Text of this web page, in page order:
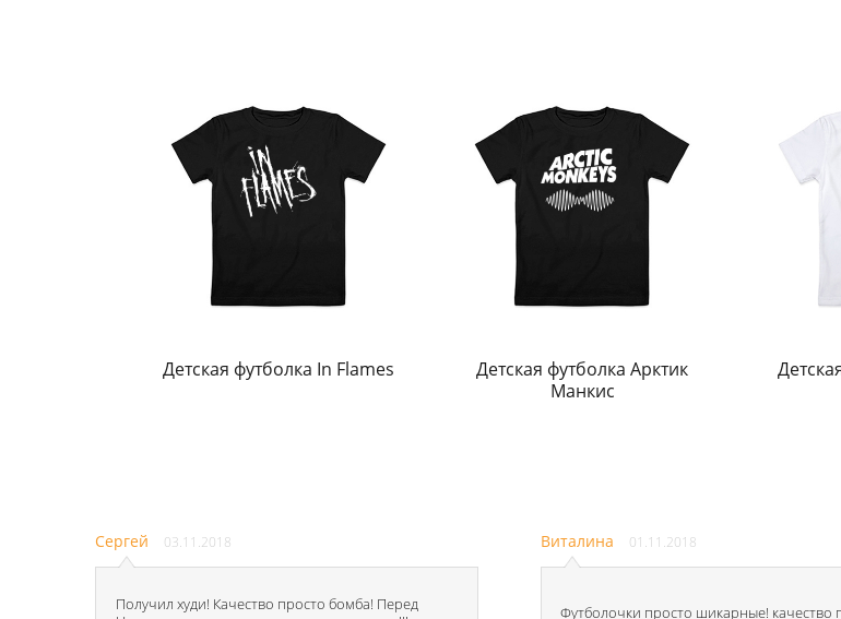
Детская футболка In Flames
Детская футболка Арктик
Манкис
Сергей 03.11.2018
Получил худи! Качество просто бомба! Перед
Виталина 01.11.2018
Футболочки просто шикарные! качество